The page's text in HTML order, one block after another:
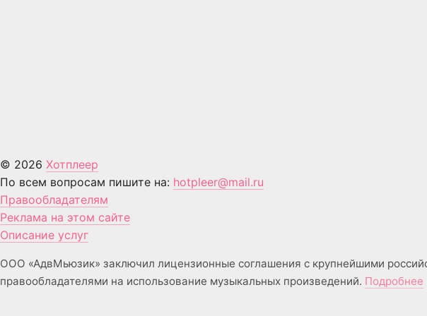
© 2026 Хотплеер
По всем вопросам пишите на: hotpleer@mail.ru
Правообладателям
Реклама на этом сайте
Описание услуг
ООО «АдвМьюзик» заключил лицензионные соглашения с крупнейшими
правообладателями на использование музыкальных произведений. Подробнее